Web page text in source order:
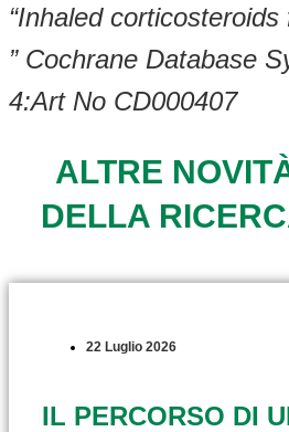
“Inhaled
” Cochrane Database
4:Art No CD000407
ALTRE
DELLA
22 Luglio 2026
IL PERCORSO DI